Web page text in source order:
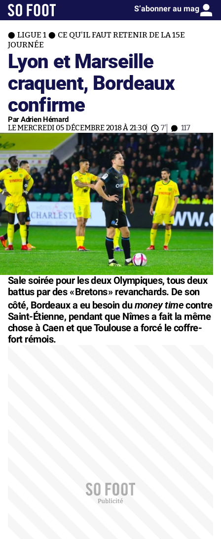
S’abonner au mag
LIGUE 1
CE QU'IL FAUT RETENIR DE LA 15E
JOURNÉE
Lyon et Marseille
craquent, Bordeaux
confirme
Par Adrien Hémard
LE MERCREDI 05 DÉCEMBRE 2018 À 21:30 7' 117
Sale soirée pour les deux Olympiques, tous deux
battus par des «Bretons» revanchards. De son
côté, Bordeaux a eu besoin dumoney timecontre
Saint-Étienne, pendant que Nîmes a fait la même
chose à Caen et que Toulouse a forcé le coffre-
fort rémois.